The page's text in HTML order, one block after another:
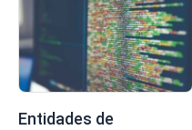
Entidades de